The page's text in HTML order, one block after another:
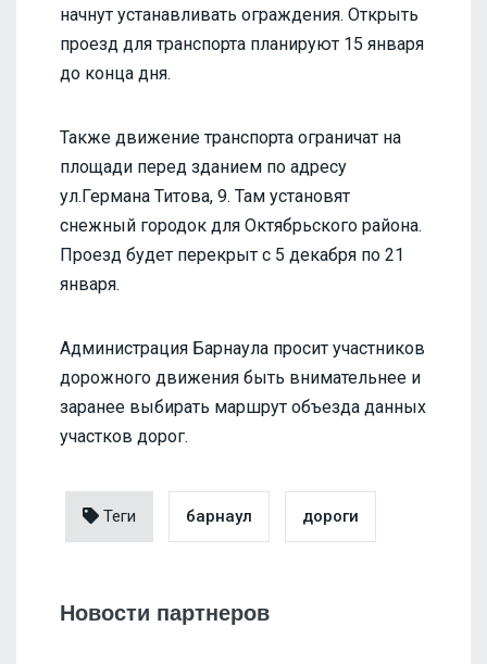
начнут устанавливать ограждения. Открыть
проезд для транспорта планируют 15 января
до конца дня.
Также движение транспорта ограничат на
площади перед зданием по адресу
ул.Германа Титова, 9. Там установят
снежный городок для Октябрьского района.
Проезд будет перекрыт с 5 декабря по 21
января.
Администрация Барнаула просит участников
дорожного движения быть внимательнее и
заранее выбирать маршрут объезда данных
участков дорог.
Теги барнаул дороги
Новости партнеров